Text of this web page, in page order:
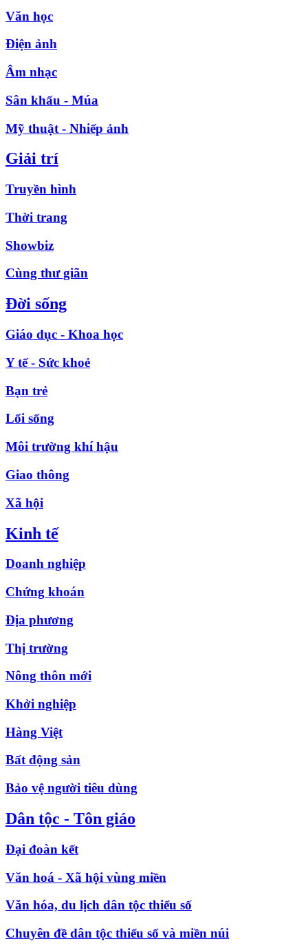
Văn học
Điện ảnh
Âm nhạc
Sân khấu - Múa
Mỹ thuật - Nhiếp ảnh
Giải trí
Truyền hình
Thời trang
Showbiz
Cùng thư giãn
Đời sống
Giáo dục - Khoa học
Y tế - Sức khoẻ
Bạn trẻ
Lối sống
Môi trường khí hậu
Giao thông
Xã hội
Kinh tế
Doanh nghiệp
Chứng khoán
Địa phương
Thị trường
Nông thôn mới
Khởi nghiệp
Hàng Việt
Bất động sản
Bảo vệ người tiêu dùng
Dân tộc - Tôn giáo
Đại đoàn kết
Văn hoá - Xã hội vùng miền
Văn hóa, du lịch dân tộc thiểu số
Chuyên đề dân tộc thiểu số và miền núi